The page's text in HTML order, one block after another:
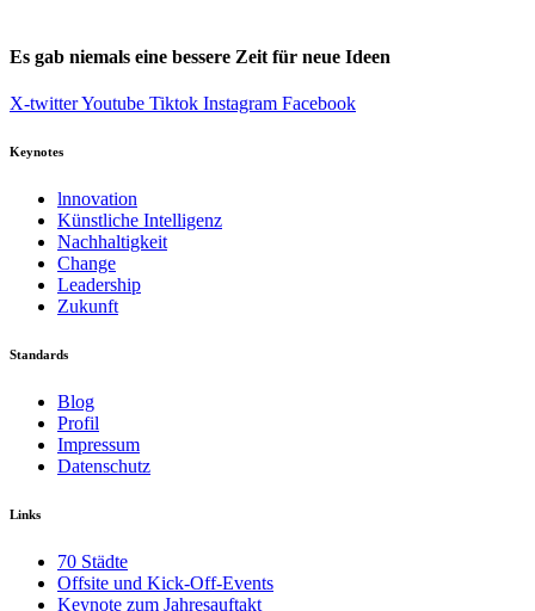
Es gab niemals eine bessere Zeit für neue Ideen
X-twitterYoutube Tiktok Instagram Facebook
Keynotes
lnnovation
Künstliche Intelligenz
Nachhaltigkeit
Change
Leadership
Zukunft
Standards
Blog
Profil
Impressum
Datenschutz
Links
70 Städte
Offsite und Kick-Off-Events
Keynote zum Jahresauftakt